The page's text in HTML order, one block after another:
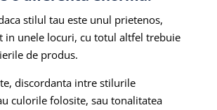
stilul tau este unul prietenos,
in unele locuri, cu totul altfel trebuie
de produs.
discordanta intre stilurile
culorile folosite, sau tonalitatea